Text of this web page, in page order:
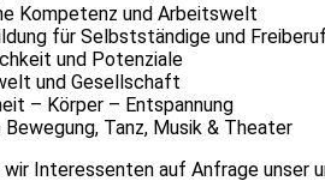
Kompetenz und Arbeitswelt
für Selbstständige und
und Potenziale
und Gesellschaft
– Körper – Entspannung
Bewegung, Tanz, Musik & Theater
wir Interessenten auf Anfrage unser